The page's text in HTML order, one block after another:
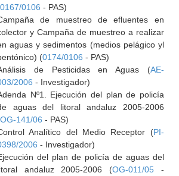
0167/0106 - PAS)
de muestreo de efluentes en
y Campaña de muestreo a realizar
aguas y sedimentos (medios pelágico yl
(0174/0106 - PAS)
de Pesticidas en Aguas (AE-
2006 - Investigador)
Nº1. Ejecución del plan de policía
aguas del litoral andaluz 2005-2006
OG-141/06 - PAS)
Analítico del Medio Receptor (PI-
2006 - Investigador)
del plan de policía de aguas del
andaluz 2005-2006 (OG-011/05 -